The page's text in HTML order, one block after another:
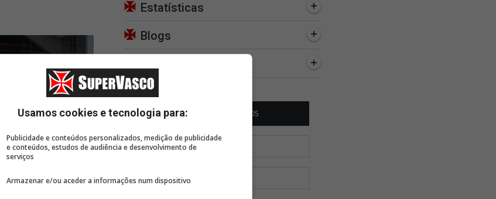
Desfecho da negociação
positivo para o Vasco
38 minutos
Vasco eliminou o
vez seguida na Copa do
Brasil
Andrés Gómez jogou com
faz relato emocionante
Estatísticas
Blogs
Usamos cookies e tecnologia para:
Publicidade e conteúdos personalizados, medição de publicidade
e conteúdos, estudos de audiência e desenvolvimento de
serviços
Armazenar e/ou aceder a informações num dispositivo